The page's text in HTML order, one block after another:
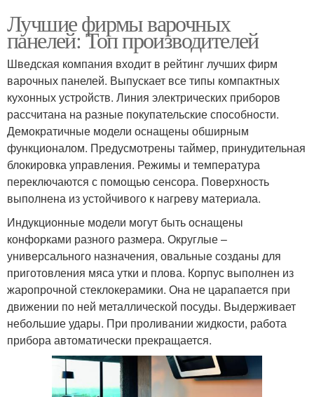
Лучшие фирмы варочных
панелей: Топ производителей
Шведская компания входит в рейтинг лучших фирм
варочных панелей. Выпускает все типы компактных
кухонных устройств. Линия электрических приборов
рассчитана на разные покупательские способности.
Демократичные модели оснащены обширным
функционалом. Предусмотрены таймер, принудительная
блокировка управления. Режимы и температура
переключаются с помощью сенсора. Поверхность
выполнена из устойчивого к нагреву материала.
Индукционные модели могут быть оснащены
конфорками разного размера. Округлые –
универсального назначения, овальные созданы для
приготовления мяса утки и плова. Корпус выполнен из
жаропрочной стеклокерамики. Она не царапается при
движении по ней металлической посуды. Выдерживает
небольшие удары. При проливании жидкости, работа
прибора автоматически прекращается.